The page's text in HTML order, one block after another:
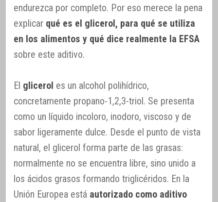
endurezca por completo. Por eso merece la pena
explicar qué es el glicerol, para qué se utiliza
en los alimentos y qué dice realmente la EFSA
sobre este aditivo.
El glicerol es un alcohol polihídrico,
concretamente propano-1,2,3-triol. Se presenta
como un líquido incoloro, inodoro, viscoso y de
sabor ligeramente dulce. Desde el punto de vista
natural, el glicerol forma parte de las grasas:
normalmente no se encuentra libre, sino unido a
los ácidos grasos formando triglicéridos. En la
Unión Europea está autorizado como aditivo